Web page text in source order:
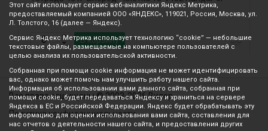
В корзину
Все права защищены © 2003-2026 Вилор
Политика конфиденциальности
Этот сайт использует сервис веб-аналитики Яндекс Метрика,
предоставляемый компанией ООО «ЯНДЕКС», 119021, Россия, Москва, ул.
Л. Толстого, 16 (далее — Яндекс).
Сервис Яндекс Метрика использует технологию “cookie” — небольшие
текстовые файлы, размещаемые на компьютере пользователей с
целью анализа их пользовательской активности.
Собранная при помощи cookie информация не может идентифицировать
вас, однако может помочь нам улучшить работу нашего сайта.
Информация об использовании вами данного сайта, собранная при
помощи cookie, будет передаваться Яндексу и храниться на сервере
Яндекса в ЕС и Российской Федерации. Яндекс будет обрабатывать эту
информацию для оценки использования вами сайта, составления для
нас отчетов о деятельности нашего сайта, и предоставления других